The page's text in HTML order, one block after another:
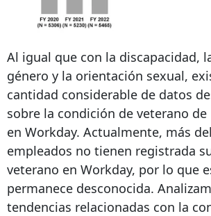
Al igual que con la discapacidad,
género y la orientación sexual,
cantidad considerable de datos
sobre la condición de veterano
en Workday. Actualmente, más
empleados no tienen registrada
veterano en Workday, por lo que
permanece desconocida.
tendencias relacionadas con la